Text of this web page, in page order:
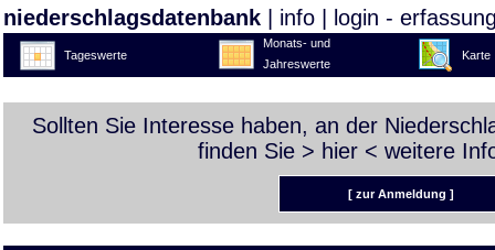
niederschlagsdatenbank info login -
Tageswerte
Monats- und
Jahreswerte
Karte
Sollten Sie Interesse haben, an der
finden Sie > hier < weitere
[ zur Anmeldung ]